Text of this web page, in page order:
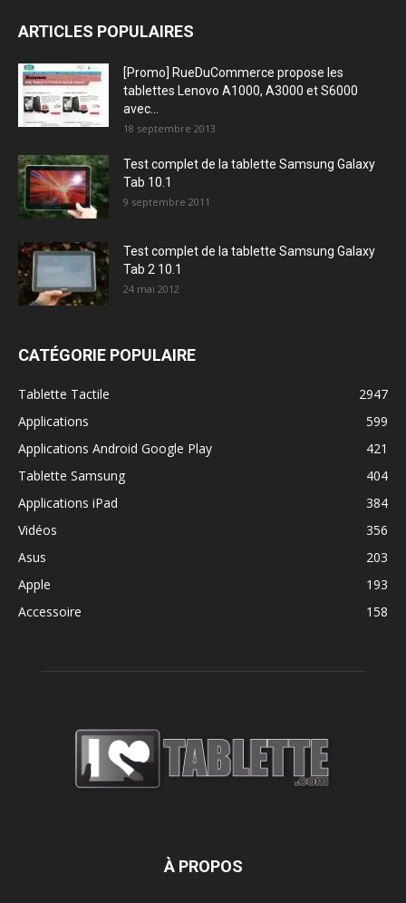
ARTICLES POPULAIRES
[Promo] RueDuCommerce propose les
tablettes Lenovo A1000, A3000 et S6000
avec...
18 septembre 2013
Test complet de la tablette Samsung Galaxy
Tab 10.1
9 septembre 2011
Test complet de la tablette Samsung Galaxy
Tab 2 10.1
24 mai 2012
CATÉGORIE POPULAIRE
Tablette Tactile
2947
Applications
599
Applications Android Google Play
421
Tablette Samsung
404
Applications iPad
384
Vidéos
356
Asus
203
Apple
193
Accessoire
158
À PROPOS